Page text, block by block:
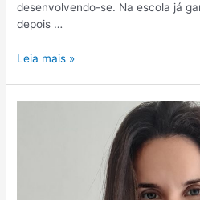
desenvolvendo-se. Na escola já
depois …
Leia mais »